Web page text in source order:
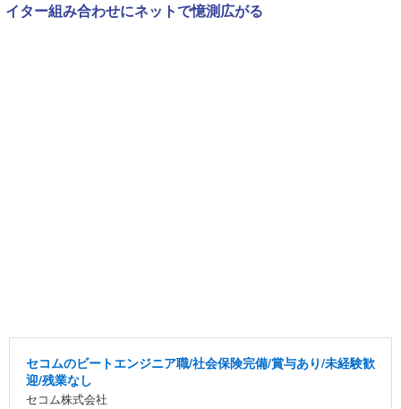
イター組み合わせにネットで憶測広がる
セコムのビートエンジニア職/社会保険完備/賞与あり/未経験歓
迎/残業なし
セコム株式会社